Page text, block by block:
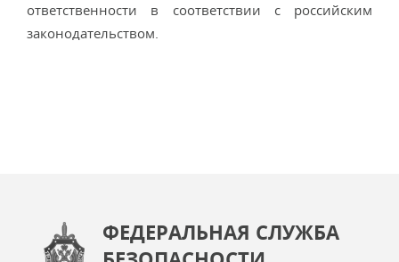
ответственности в соответствии с российским
законодательством.
ФЕДЕРАЛЬНАЯ СЛУЖБА